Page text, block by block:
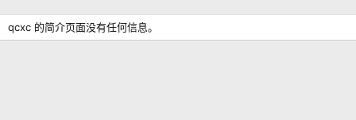
qcxc 的简介页面没有任何信息。